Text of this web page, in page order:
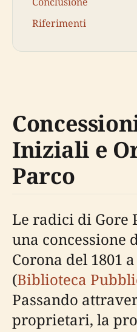
Riferimenti
Iniziali e
Parco
Le radici di Gore
una concessione
Corona del 1801
(Biblioteca
Passando
proprietari, la